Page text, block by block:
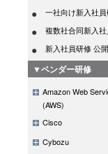
一社向け新入社
複数社合同新入
新入社員研修 公
▼ベンダー研修
Amazon Web
(AWS)
Cisco
Cybozu